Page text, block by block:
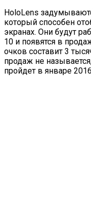
HoloLens
который способен
экранах. Они будут
10 и появятся в
очков составит 3
продаж не
пройдет в январе